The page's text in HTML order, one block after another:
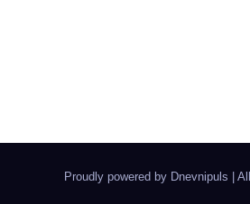
Proudly powered by Dnevnipuls |